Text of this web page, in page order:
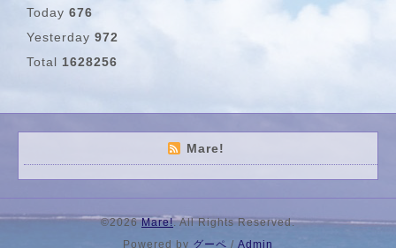
Today 676
Yesterday 972
Total 1628256
Mare!
©2026Mare!. All Rights Reserved.
Powered by グーペ / Admin